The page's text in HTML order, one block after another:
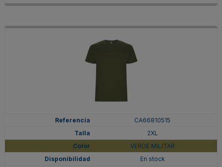
CA66810515
2XL
VERDE MILITAR
En stock